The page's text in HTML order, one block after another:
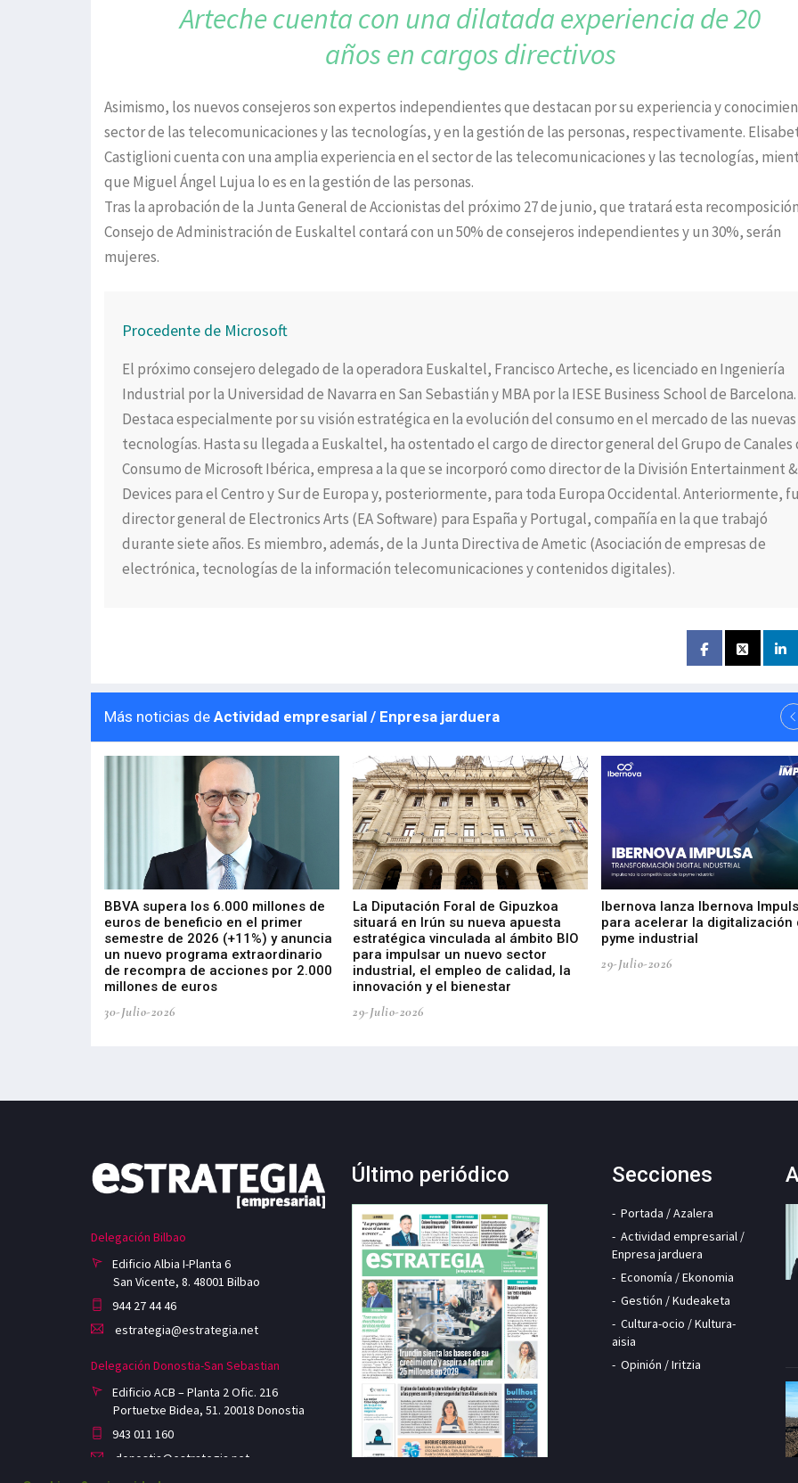
Arteche cuenta con una dilatada experiencia de 20
años en cargos directivos
Asimismo, los nuevos consejeros son expertos independientes que destacan por su experiencia y
sector de las telecomunicaciones y las tecnologías, y en la gestión de las personas, respectivamente.
Castiglioni cuenta con una amplia experiencia en el sector de las telecomunicaciones y las tecnologías,
que Miguel Ángel Lujua lo es en la gestión de las personas.
Tras la aprobación de la Junta General de Accionistas del próximo 27 de junio, que tratará esta
Consejo de Administración de Euskaltel contará con un 50% de consejeros independientes y un 30%, serán
mujeres.
Procedente de Microsoft
El próximo consejero delegado de la operadora Euskaltel, Francisco Arteche, es licenciado en Ingeniería
Industrial por la Universidad de Navarra en San Sebastián y MBA por la IESE Business School de Barcelona.
Destaca especialmente por su visión estratégica en la evolución del consumo en el mercado de las nuevas
tecnologías. Hasta su llegada a Euskaltel, ha ostentado el cargo de director general del Grupo de Canales
Consumo de Microsoft Ibérica, empresa a la que se incorporó como director de la División Entertainment &
Devices para el Centro y Sur de Europa y, posteriormente, para toda Europa Occidental. Anteriormente,
director general de Electronics Arts (EA Software) para España y Portugal, compañía en la que trabajó
durante siete años. Es miembro, además, de la Junta Directiva de Ametic (Asociación de empresas de
electrónica, tecnologías de la información telecomunicaciones y contenidos digitales).
Más noticias de Actividad empresarial / Enpresa jarduera
BBVA supera los 6.000 millones de
euros de beneficio en el primer
semestre de 2026 (+11%) y anuncia
un nuevo programa extraordinario
de recompra de acciones por 2.000
millones de euros
30-Julio-2026
La Diputación Foral de Gipuzkoa
situará en Irún su nueva apuesta
estratégica vinculada al ámbito BIO
para impulsar un nuevo sector
industrial, el empleo de calidad, la
innovación y el bienestar
29-Julio-2026
Ibernova lanza Ibernova
para acelerar la digitalización
pyme industrial
29-Julio-2026
Delegación Bilbao
Edificio Albia I-Planta 6
San Vicente, 8. 48001 Bilbao
944 27 44 46
estrategia@estrategia.net
Delegación Donostia-San Sebastian
Edificio ACB – Planta 2 Ofic. 216
Portuetxe Bidea, 51. 20018 Donostia
943 011 160
donostia@estrategia.net
Último periódico Secciones
Portada / Azalera
Actividad empresarial /
Enpresa jarduera
Economía / Ekonomia
Gestión / Kudeaketa
Cultura-ocio / Kultura-
aisia
Opinión / Iritzia